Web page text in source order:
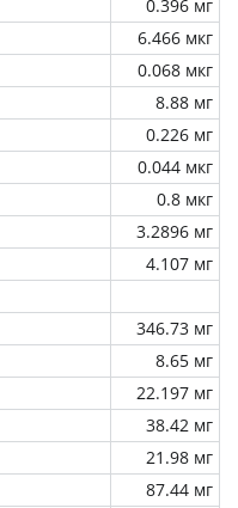
0.396 мг
6.466 мкг
0.068 мкг
8.88 мг
0.226 мг
0.044 мкг
0.8 мкг
3.2896 мг
4.107 мг
346.73 мг
8.65 мг
22.197 мг
38.42 мг
21.98 мг
87.44 мг